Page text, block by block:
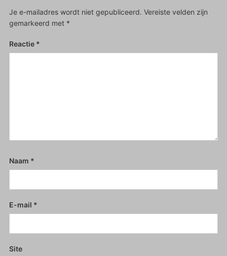
Je e-mailadres wordt niet gepubliceerd. Vereiste velden zijn
gemarkeerd met *
Reactie *
Naam *
E-mail *
Site